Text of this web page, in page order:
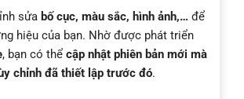
sửa bố cục, màu sắc, hình ảnh,… để
hiệu của bạn. Nhờ được phát triển
, bạn có thể cập nhật phiên bản mới mà
chỉnh đã thiết lập trước đó.